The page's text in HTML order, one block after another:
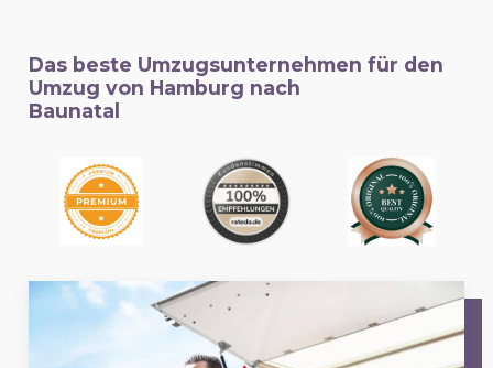
Das beste Umzugsunternehmen für den
Umzug von Hamburg nach
Baunatal